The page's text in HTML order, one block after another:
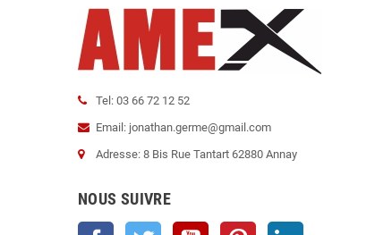
Tel: 03 66 72 12 52
Email: jonathan.germe@gmail.com
Adresse: 8 Bis Rue Tantart 62880 Annay
NOUS SUIVRE
Facebook Twitter YouTube Pinterest